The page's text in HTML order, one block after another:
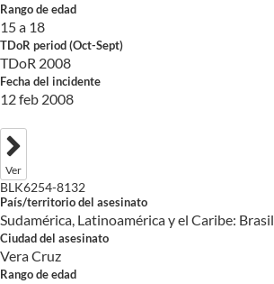
Rango de edad
15 a 18
TDoR period (Oct-Sept)
TDoR 2008
Fecha del incidente
12 feb 2008
Ver
BLK6254-8132
País/territorio del asesinato
Sudamérica, Latinoamérica y el Caribe: Brasil
Ciudad del asesinato
Vera Cruz
Rango de edad